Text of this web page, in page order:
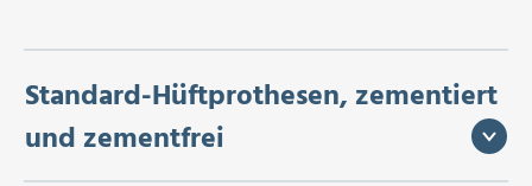
Standard-Hüftprothesen, zementiert
und zementfrei